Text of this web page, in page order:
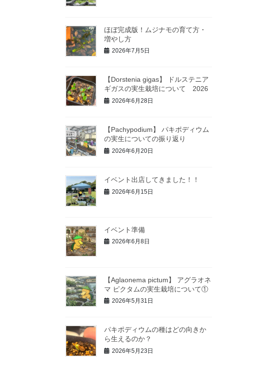
ほぼ完成版！ムジナモの育て方・
増やし方
2026年7月5日
【Dorstenia gigas】 ドルステニア
ギガスの実生栽培について 2026
2026年6月28日
【Pachypodium】 パキポディウム
の実生についての振り返り
2026年6月20日
イベント出店してきました！！
2026年6月15日
イベント準備
2026年6月8日
【Aglaonema pictum】 アグラオネ
マ ピクタムの実生栽培について①
2026年5月31日
パキポディウムの種はどの向きか
ら生えるのか？
2026年5月23日